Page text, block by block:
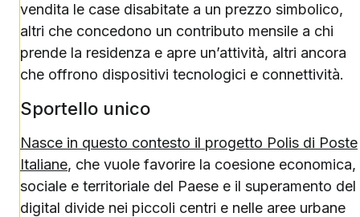
vendita le case disabitate a un prezzo simbolico,
altri che concedono un contributo mensile a chi
prende la residenza e apre un’attività, altri ancora
che offrono dispositivi tecnologici e connettività.
Sportello unico
Nasce in questo contesto il progetto Polis di Poste
Italiane, che vuole favorire la coesione economica,
sociale e territoriale del Paese e il superamento del
digital divide nei piccoli centri e nelle aree urbane